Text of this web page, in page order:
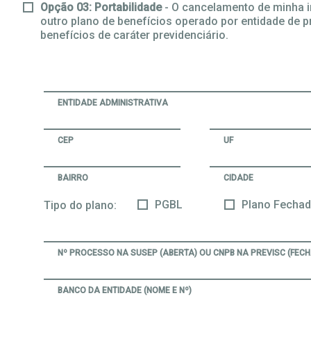
Opção 03: Portabilidade - O cancelamento de
outro plano de benefícios operado por entidade de
benefícios de caráter previdenciário.
ENTIDADE ADMINISTRATIVA
CEP UF
BAIRRO CIDADE
Tipo do plano: PGBL Plano
Nº PROCESSO NA SUSEP (ABERTA) OU CNPB NA PREVISC
BANCO DA ENTIDADE (NOME E Nº)